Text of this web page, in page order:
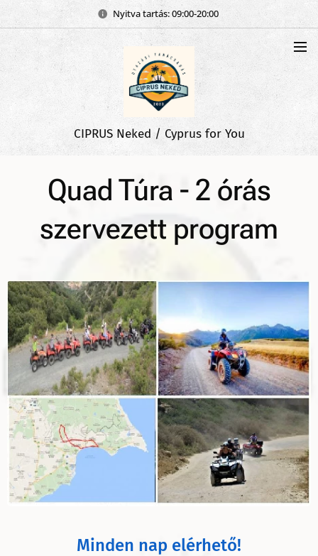
Nyitva tartás: 09:00-20:00
CIPRUS Neked / Cyprus for You
Quad Túra - 2 órás
szervezett program
Minden nap elérhető!